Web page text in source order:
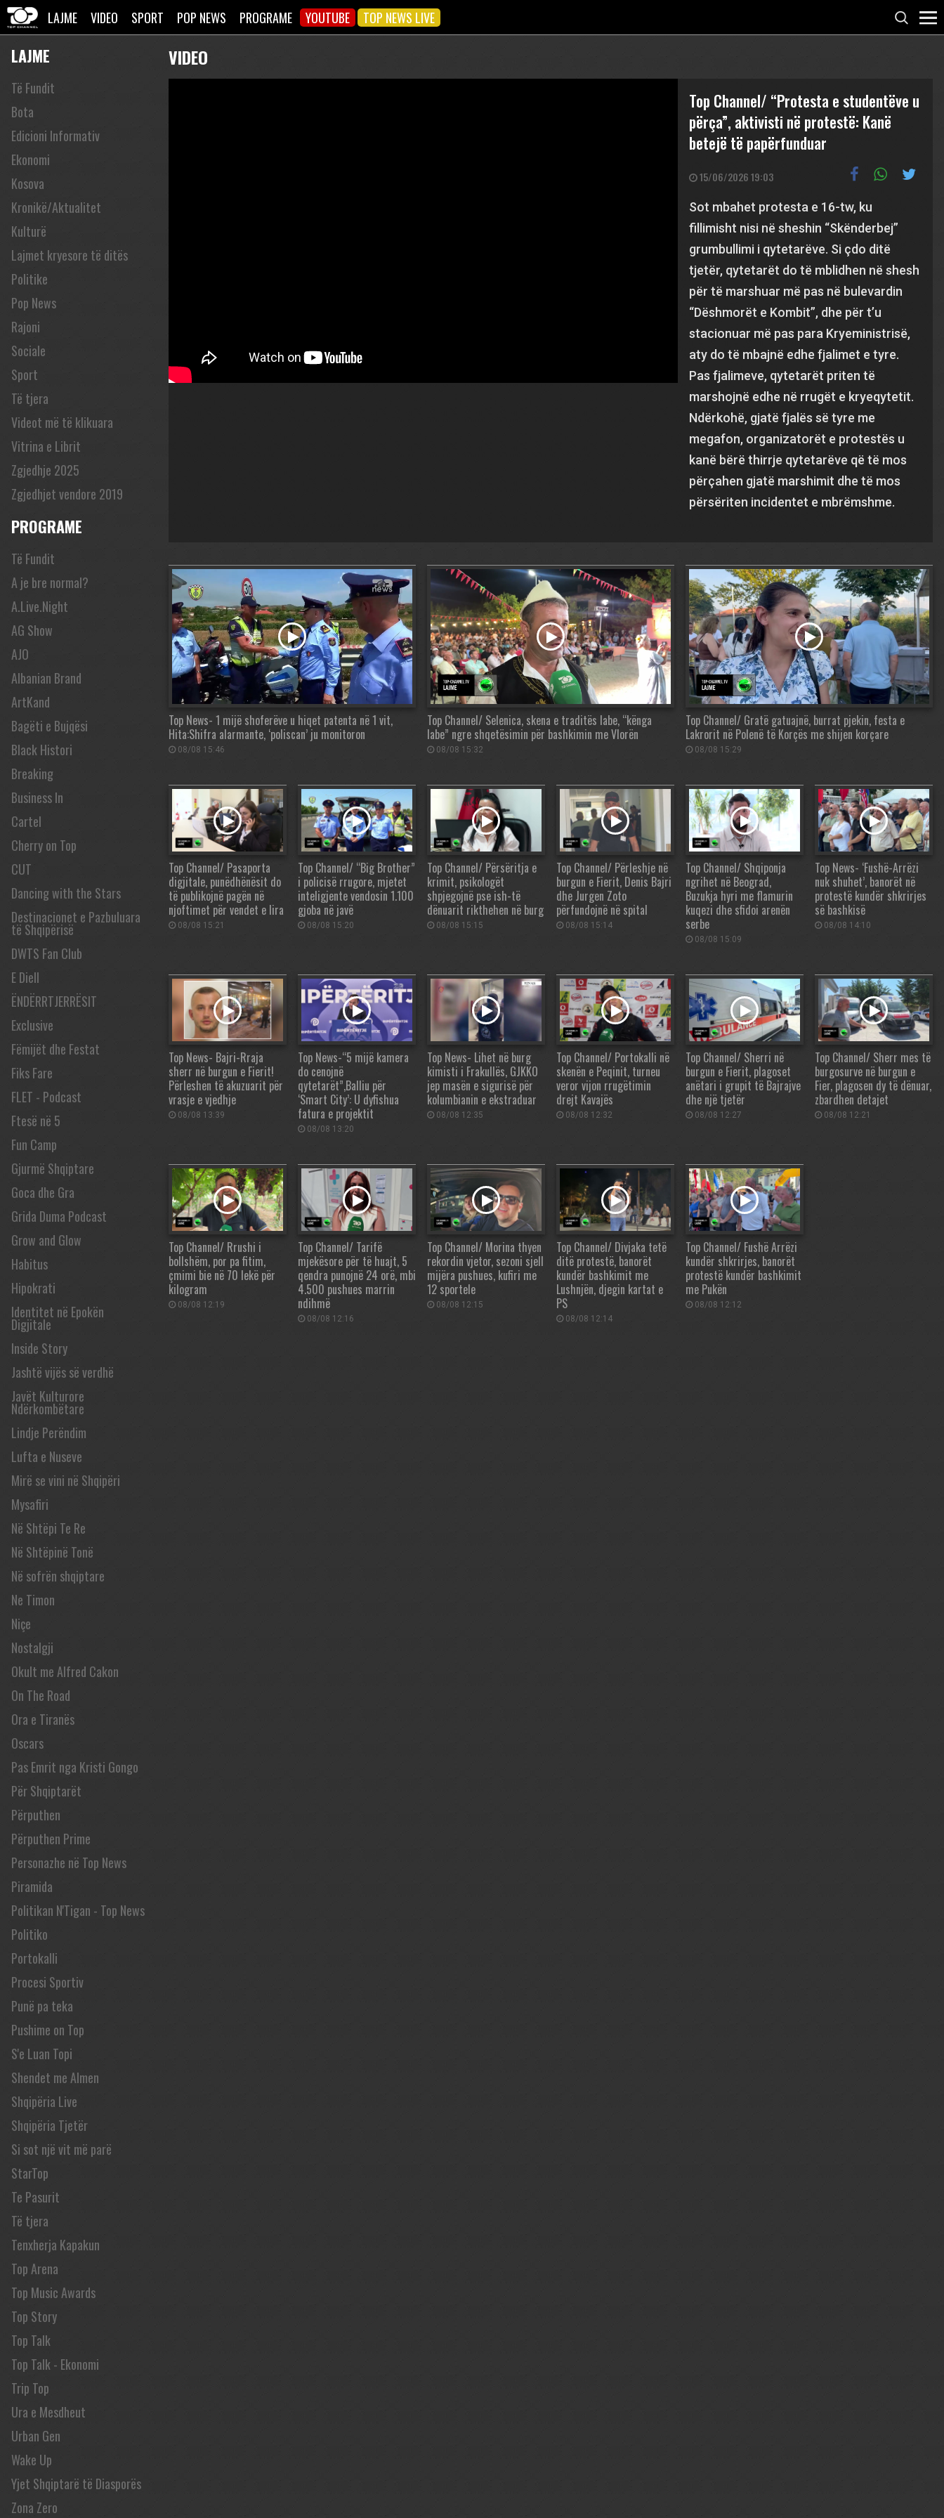
LAJME VIDEO SPORT POP NEWS PROGRAME YOUTUBE TOP NEWS LIVE
LAJME
Të Fundit
Bota
Edicioni Informativ
Ekonomi
Kosova
Kronikë/Aktualitet
Kulturë
Lajmet kryesore të ditës
Politike
Pop News
Rajoni
Sociale
Sport
Të tjera
Videot më të klikuara
Vitrina e Librit
Zgjedhje 2025
Zgjedhjet vendore 2019
PROGRAME
Të Fundit
A je bre normal?
A.Live.Night
AG Show
AJO
Albanian Brand
ArtKand
Bagëti e Bujqësi
Black Histori
Breaking
Business In
Cartel
Cherry on Top
CUT
Dancing with the Stars
Destinacionet e Pazbuluara
të Shqipërisë
DWTS Fan Club
E Diell
ËNDËRRTJERRËSIT
Exclusive
Fëmijët dhe Festat
Fiks Fare
FLET - Podcast
Ftesë në 5
Fun Camp
Gjurmë Shqiptare
Goca dhe Gra
Grida Duma Podcast
Grow and Glow
Habitus
Hipokrati
Identitet në Epokën
Digjitale
Inside Story
Jashtë vijës së verdhë
Javët Kulturore
Ndërkombëtare
Lindje Perëndim
Lufta e Nuseve
Mirë se vini në Shqipëri
Mysafiri
Në Shtëpi Te Re
Në Shtëpinë Tonë
Në sofrën shqiptare
Ne Timon
Niçe
Nostalgji
Okult me Alfred Cakon
On The Road
Ora e Tiranës
Oscars
Pas Emrit nga Kristi Gongo
Për Shqiptarët
Përputhen
Përputhen Prime
Personazhe në Top News
Piramida
Politikan N'Tigan - Top News
Politiko
Portokalli
Procesi Sportiv
Punë pa teka
Pushime on Top
S'e Luan Topi
Shendet me Almen
Shqipëria Live
Shqipëria Tjetër
Si sot një vit më parë
StarTop
Te Pasurit
Të tjera
Tenxherja Kapakun
Top Arena
Top Music Awards
Top Story
Top Talk
Top Talk - Ekonomi
Trip Top
Ura e Mesdheut
Urban Gen
Wake Up
Yjet Shqiptarë të Diasporës
Zona Zero
VIDEO
Top Channel/ “Protesta e studentëve u
përça”, aktivisti në protestë: Kanë
betejë të papërfunduar
15/06/2026 19:03
Sot mbahet protesta e 16-tw, ku
fillimisht nisi në sheshin “Skënderbej”
grumbullimi i qytetarëve. Si çdo ditë
tjetër, qytetarët do të mblidhen në shesh
për të marshuar më pas në bulevardin
“Dëshmorët e Kombit”, dhe për t’u
stacionuar më pas para Kryeministrisë,
aty do të mbajnë edhe fjalimet e tyre.
Pas fjalimeve, qytetarët priten të
marshojnë edhe në rrugët e kryeqytetit.
Ndërkohë, gjatë fjalës së tyre me
megafon, organizatorët e protestës u
kanë bërë thirrje qytetarëve që të mos
përçahen gjatë marshimit dhe të mos
përsëriten incidentet e mbrëmshme.
Top News- 1 mijë shoferëve u hiqet patenta në 1 vit,
Hita:Shifra alarmante, ‘poliscan’ ju monitoron
08/08 15:46
Top Channel/ Selenica, skena e traditës labe, “kënga
labe” ngre shqetësimin për bashkimin me Vlorën
08/08 15:32
Top Channel/ Gratë gatuajnë, burrat pjekin, festa e
Lakrorit në Polenë të Korçës me shijen korçare
08/08 15:29
Top Channel/ Pasaporta
digjitale, punëdhënësit do
të publikojnë pagën në
njoftimet për vendet e lira
08/08 15:21
Top Channel/ “Big Brother”
i policisë rrugore, mjetet
inteligjente vendosin 1.100
gjoba në javë
08/08 15:20
Top Channel/ Përsëritja e
krimit, psikologët
shpjegojnë pse ish-të
dënuarit rikthehen në burg
08/08 15:15
Top Channel/ Përleshje në
burgun e Fierit, Denis Bajri
dhe Jurgen Zoto
përfundojnë në spital
08/08 15:14
Top Channel/ Shqiponja
ngrihet në Beograd,
Buzukja hyri me flamurin
kuqezi dhe sfidoi arenën
serbe
08/08 15:09
Top News- ‘Fushë-Arrëzi
nuk shuhet’, banorët në
protestë kundër shkrirjes
së bashkisë
08/08 14:10
Top News- Bajri-Rraja
sherr në burgun e Fierit!
Përleshen të akuzuarit për
vrasje e vjedhje
08/08 13:39
Top News-“5 mijë kamera
do cenojnë
qytetarët”,Balliu për
‘Smart City’: U dyfishua
fatura e projektit
08/08 13:20
Top News- Lihet në burg
kimisti i Frakullës, GJKKO
jep masën e sigurisë për
kolumbianin e ekstraduar
08/08 12:35
Top Channel/ Portokalli në
skenën e Peqinit, turneu
veror vijon rrugëtimin
drejt Kavajës
08/08 12:32
Top Channel/ Sherri në
burgun e Fierit, plagoset
anëtari i grupit të Bajrajve
dhe një tjetër
08/08 12:27
Top Channel/ Sherr mes të
burgosurve në burgun e
Fier, plagosen dy të dënuar,
zbardhen detajet
08/08 12:21
Top Channel/ Rrushi i
bollshëm, por pa fitim,
çmimi bie në 70 lekë për
kilogram
08/08 12:19
Top Channel/ Tarifë
mjekësore për të huajt, 5
qendra punojnë 24 orë, mbi
4.500 pushues marrin
ndihmë
08/08 12:16
Top Channel/ Morina thyen
rekordin vjetor, sezoni sjell
mijëra pushues, kufiri me
12 sportele
08/08 12:15
Top Channel/ Divjaka tetë
ditë protestë, banorët
kundër bashkimit me
Lushnjën, djegin kartat e
PS
08/08 12:14
Top Channel/ Fushë Arrëzi
kundër shkrirjes, banorët
protestë kundër bashkimit
me Pukën
08/08 12:12